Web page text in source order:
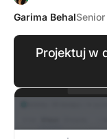
Garima Behal
Projektuj w